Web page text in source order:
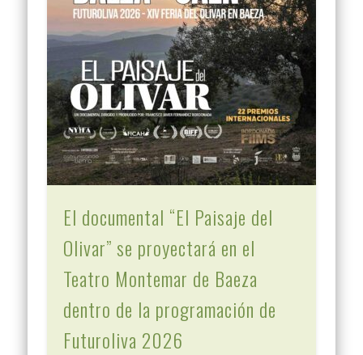
El documental “El Paisaje del
Olivar” se proyectará en el
Teatro Montemar de Baeza
dentro de la programación de
Futuroliva 2026